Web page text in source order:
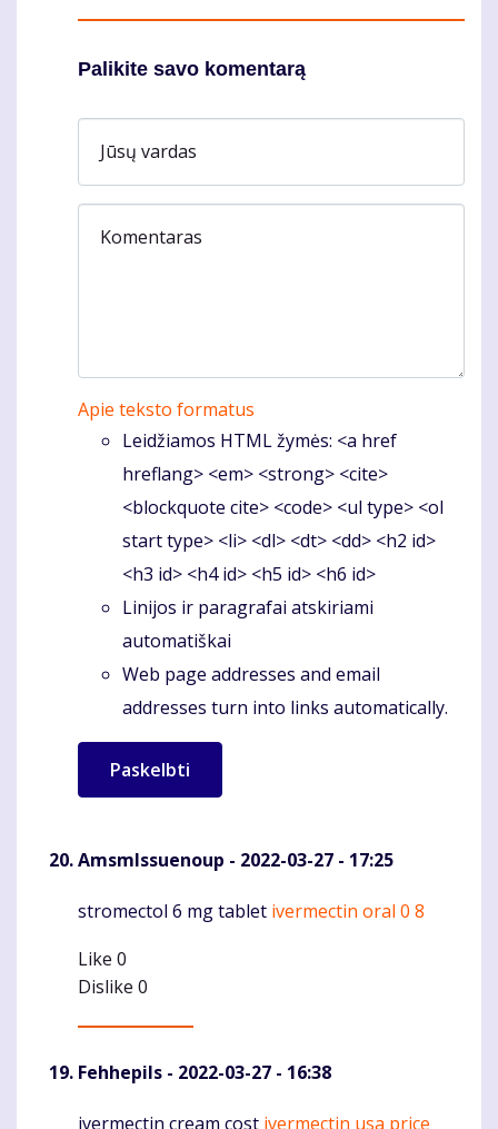
Palikite savo komentarą
Jūsų vardas
Komentaras
Apie teksto formatus
Leidžiamos HTML žymės: <a href
hreflang> <em> <strong> <cite>
<blockquote cite> <code> <ul type> <ol
start type> <li> <dl> <dt> <dd> <h2 id>
<h3 id> <h4 id> <h5 id> <h6 id>
Linijos ir paragrafai atskiriami
automatiškai
Web page addresses and email
addresses turn into links automatically.
AmsmIssuenoup - 2022-03-27 - 17:25
Komentaras
stromectol 6 mg tablet ivermectin oral 0 8
Like 0
Dislike 0
Fehhepils - 2022-03-27 - 16:38
ivermectin cream cost ivermectin usa price